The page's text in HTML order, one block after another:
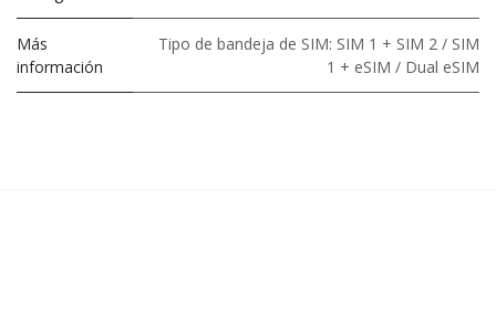
Más
información
Tipo de bandeja de SIM: SIM 1 + SIM 2 / SIM
1 + eSIM / Dual eSIM